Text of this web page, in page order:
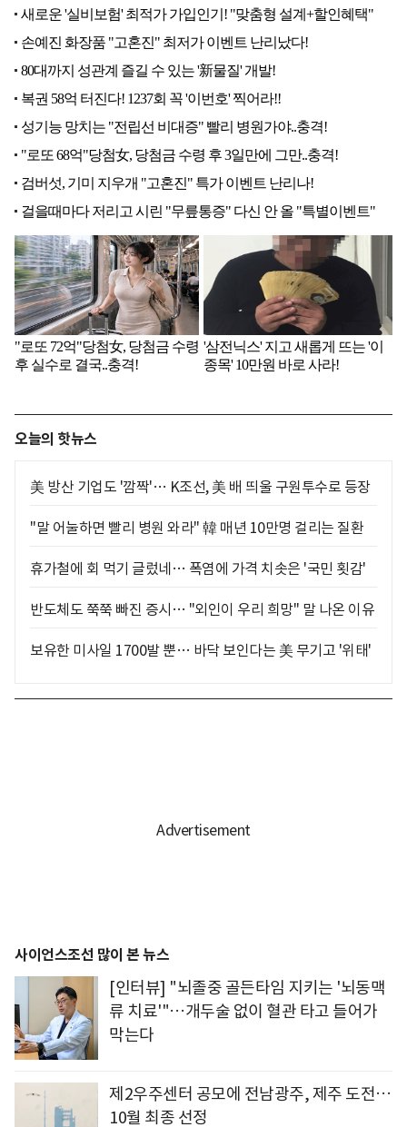
오늘의 핫뉴스
美 방산 기업도 '깜짝'… K조선, 美 배 띄울 구원투수로 등장
"말 어눌하면 빨리 병원 와라" 韓 매년 10만명 걸리는 질환
휴가철에 회 먹기 글렀네… 폭염에 가격 치솟은 '국민 횟감'
반도체도 쭉쭉 빠진 증시… "외인이 우리 희망" 말 나온 이유
보유한 미사일 1700발 뿐… 바닥 보인다는 美 무기고 '위태'
사이언스조선 많이 본 뉴스
[인터뷰] "뇌졸중 골든타임 지키는 '뇌동맥
류 치료'"…개두술 없이 혈관 타고 들어가
막는다
제2우주센터 공모에 전남광주, 제주 도전…
10월 최종 선정